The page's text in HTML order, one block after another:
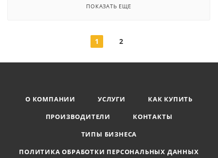
ПОКАЗАТЬ ЕЩЕ
1 2
О КОМПАНИИ УСЛУГИ
КАК КУПИТЬ
ПРОИЗВОДИТЕЛИ
КОНТАКТЫ
ТИПЫ БИЗНЕСА
ПОЛИТИКА ОБРАБОТКИ ПЕРСОНАЛЬНЫХ ДАННЫХ